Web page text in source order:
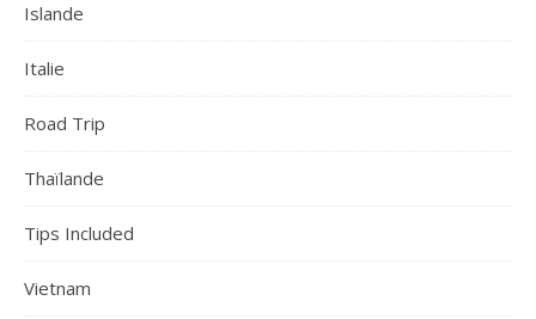
Islande
Italie
Road Trip
Thaïlande
Tips Included
Vietnam